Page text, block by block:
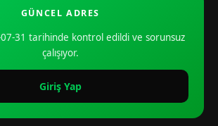
GÜNCEL ADRES
07-31 tarihinde kontrol edildi ve sorunsuz
çalışıyor.
Giriş Yap